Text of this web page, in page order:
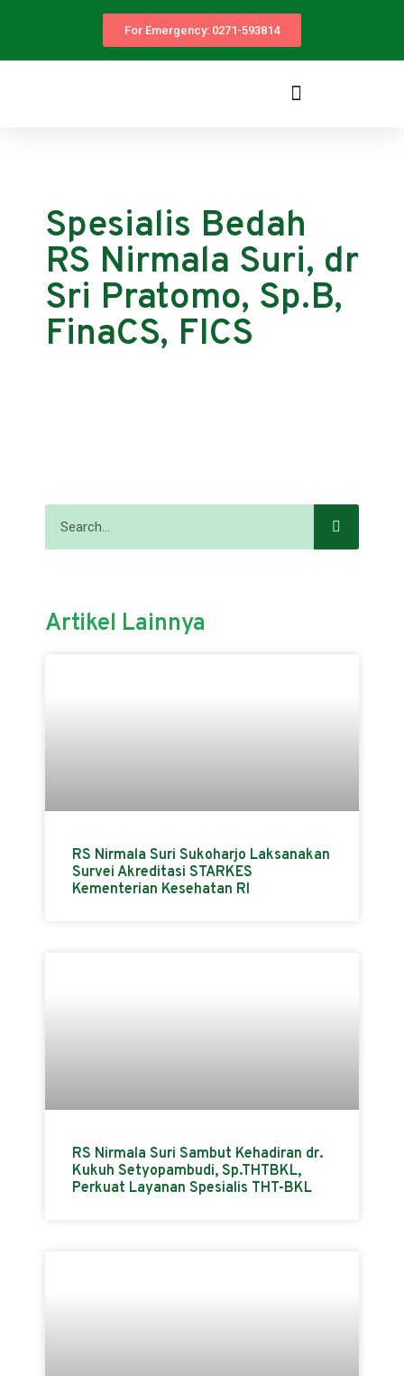
For Emergency: 0271-593814
Spesialis Bedah
RS Nirmala Suri, dr
Sri Pratomo, Sp.B,
FinaCS, FICS
Artikel Lainnya
RS Nirmala Suri Sukoharjo Laksanakan
Survei Akreditasi STARKES
Kementerian Kesehatan RI
RS Nirmala Suri Sambut Kehadiran dr.
Kukuh Setyopambudi, Sp.THTBKL,
Perkuat Layanan Spesialis THT-BKL